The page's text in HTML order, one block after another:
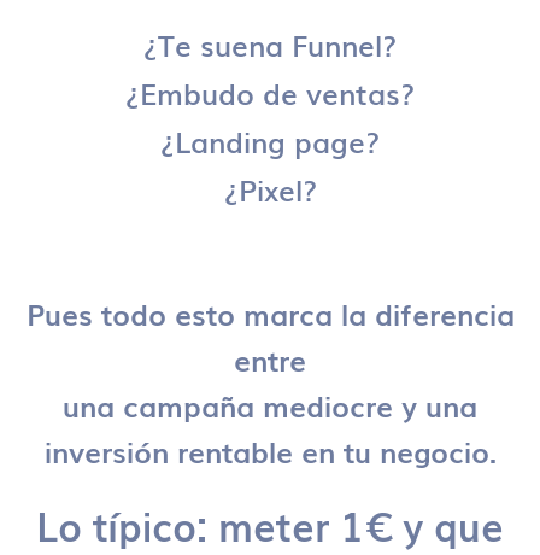
¿Te suena Funnel?
¿Embudo de ventas?
¿Landing page?
¿Pixel?
Pues todo esto marca la diferencia
entre
una campaña mediocre y una
inversión rentable en tu negocio.
Lo típico: meter 1€ y que